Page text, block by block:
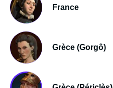
France
Grèce (Gorgô)